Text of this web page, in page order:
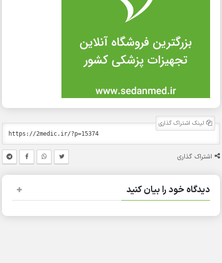
لینک اشتراک گذاری
اشتراک گذاری
دیدگاه خود را بیان کنید